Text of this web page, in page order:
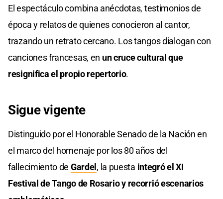
El espectáculo combina anécdotas, testimonios de
época y relatos de quienes conocieron al cantor,
trazando un retrato cercano. Los tangos dialogan con
canciones francesas, en un cruce cultural que
resignifica el propio repertorio.
Sigue vigente
Distinguido por el Honorable Senado de la Nación en
el marco del homenaje por los 80 años del
fallecimiento de Gardel, la puesta integró el XI
Festival de Tango de Rosario y recorrió escenarios